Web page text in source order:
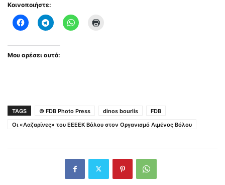
Κοινοποιήστε:
Μου αρέσει αυτό:
TAGS © FDB Photo Press dinos bourlis
FDB
Οι «Λαζαρίνες» του ΕΕΕΕΚ Βόλου στον Οργανισμό Λιμένος Βόλου